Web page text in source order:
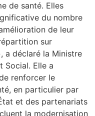
de santé. Elles
du nombre
de leur
sur
a déclaré la Ministre
Social. Elle a
renforcer le
en particulier par
et des partenariats
la modernisation